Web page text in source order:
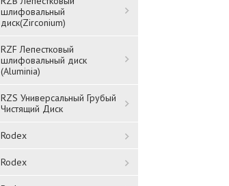
шлифовальный
диск(Zirconium)
RZF Лепестковый
шлифовальный диск
(Aluminia)
RZS Универсальный Грубый
Чистящий Диск
Rodex
Rodex